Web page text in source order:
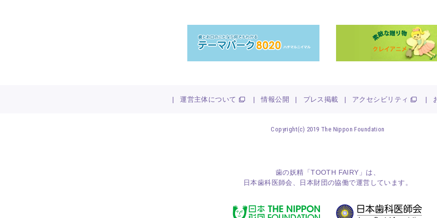
| 運営主体について | 情報公開 | プレス掲載 | アクセシビリティ |
Copyright(c) 2019 The Nippon Foundation
歯の妖精「TOOTH FAIRY」は、
日本歯科医師会
日本財団の協働で運営しています。